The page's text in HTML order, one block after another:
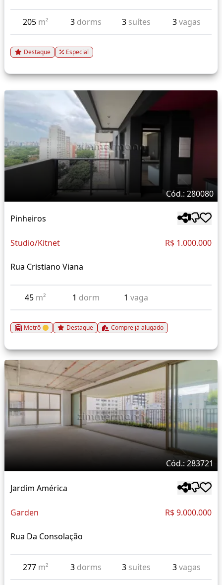
205 m² 3 dorms 3 suítes 3vagas
Destaque Especial
Cód.: 280080
Pinheiros
Studio/Kitnet R$ 1.000.000
Rua Cristiano Viana
45 m² 1 dorm 1vaga
Metrô Destaque Compre já alugado
Cód.: 283721
Jardim América
Garden R$ 9.000.000
Rua Da Consolação
277 m² 3 dorms 3 suítes 3vagas